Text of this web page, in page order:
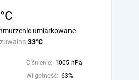
33°C
umiarkowane
Ciśnienie: 1005 hPa
Wilgotność: 63%